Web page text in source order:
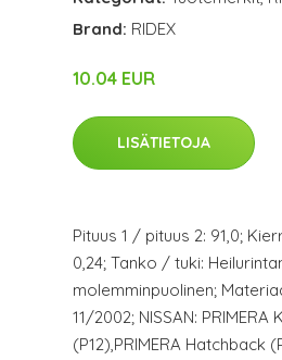
Brand: RIDEX
10.04 EUR
LISÄTIETOJA
Pituus 1 / pituus 2: 91,0;
0,24; Tanko / tuki:
molemminpuolinen;
11/2002; NISSAN: PRIMERA
(P12),PRIMERA Hatchback